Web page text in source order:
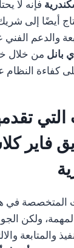
فإنه لا
أيضًا إلى
والدعم
بانل من خلال
كفاءة النظام
التي
فاير
المتخصصة في
ولكن
والمتابعة